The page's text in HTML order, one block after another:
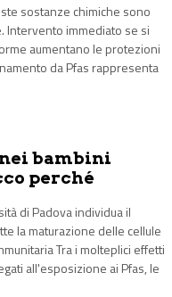
sostanze chimiche sono
Intervento immediato se si
aumentano le protezioni
da Pfas rappresenta
bambini
perché
di Padova individua il
la maturazione delle cellule
Tra i molteplici effetti
all'esposizione ai Pfas, le